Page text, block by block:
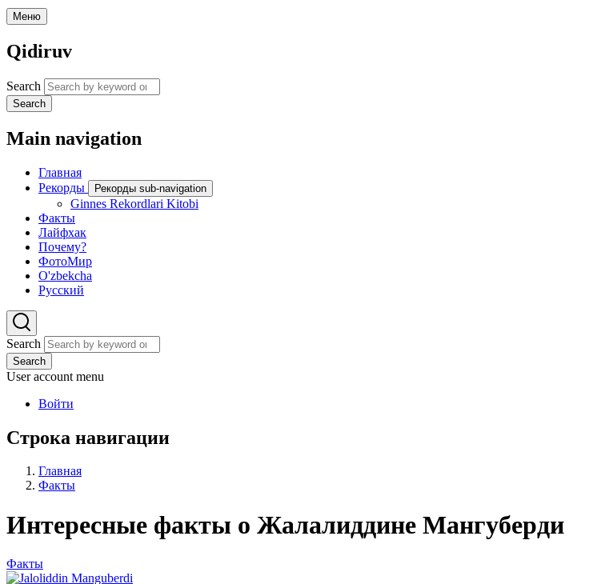
Меню
Qidiruv
Search
Search
Main navigation
Главная
Рекорды
Рекорды sub-navigation
Ginnes Rekordlari Kitobi
Факты
Лайфхак
Почему?
ФотоМир
O'zbekcha
Русский
Search
Search
User account menu
Войти
Строка навигации
Главная
Факты
Интересные факты о Жалалиддине Мангуберди
Факты